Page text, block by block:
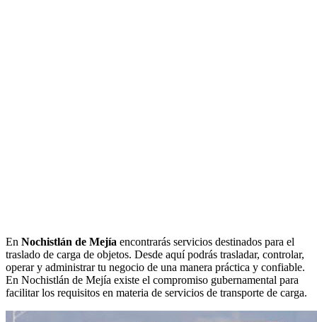
En Nochistlán de Mejía encontrarás servicios destinados para el
traslado de carga de objetos. Desde aquí podrás trasladar, controlar,
operar y administrar tu negocio de una manera práctica y confiable.
En Nochistlán de Mejía existe el compromiso gubernamental para
facilitar los requisitos en materia de servicios de transporte de carga.